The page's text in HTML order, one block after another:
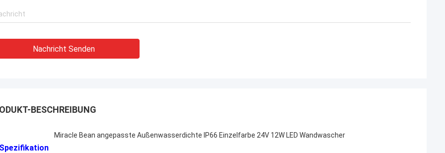
Nachricht Senden
BESCHREIBUNG
Miracle Bean angepasste Außenwasserdichte IP66 Einzelfarbe 24V 12W LED Wandwascher